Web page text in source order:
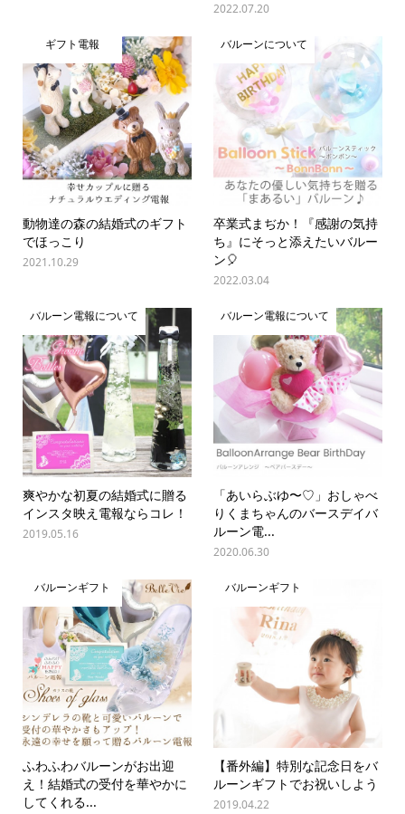
2022.07.20
ギフト電報
動物達の森の結婚式のギフト
でほっこり
2021.10.29
バルーンについて
卒業式まぢか！『感謝の気持
ち』にそっと添えたいバルー
ン🎈
2022.03.04
バルーン電報について
爽やかな初夏の結婚式に贈る
インスタ映え電報ならコレ！
2019.05.16
バルーン電報について
「あいらぶゆ〜♡」おしゃべ
りくまちゃんのバースデイバ
ルーン電...
2020.06.30
バルーンギフト
ふわふわバルーンがお出迎
え！結婚式の受付を華やかに
してくれる...
バルーンギフト
【番外編】特別な記念日をバ
ルーンギフトでお祝いしよう
2019.04.22